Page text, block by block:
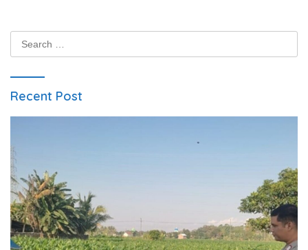
Search
for:
Recent Post